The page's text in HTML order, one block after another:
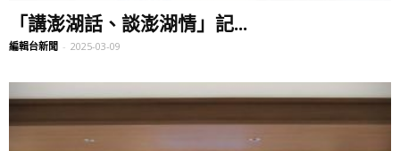
「講澎湖話、談澎湖情」記...
編輯台新聞 - 2025-03-09